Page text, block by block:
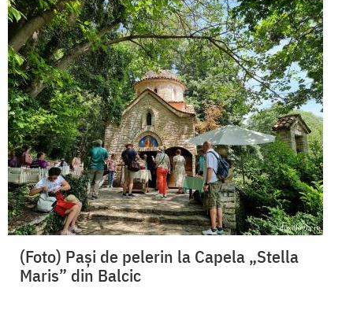
(Foto) Pași de pelerin la Capela „Stella
Maris” din Balcic